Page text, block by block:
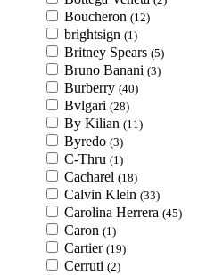
Boucheron (12)
brightsign (1)
Britney Spears (5)
Bruno Banani (3)
Burberry (40)
Bvlgari (28)
By Kilian (11)
Byredo (3)
C-Thru (1)
Cacharel (18)
Calvin Klein (33)
Carolina Herrera (45)
Caron (1)
Cartier (19)
Cerruti (2)